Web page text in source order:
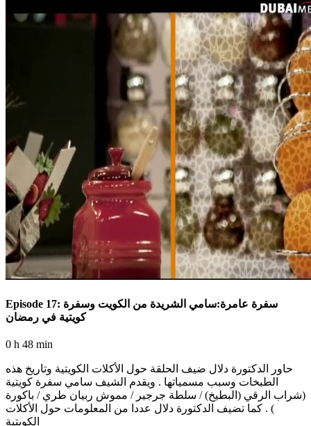
Episode 17: سفرة عامرة:سامي الشريدة من الكويت وسفرة
كويتية في رمضان
0 h 48 min
حاور الدكتورة دلال ضيف الحلقة حول الأكلات الكويتية وتاريخ هذه
الطبخات وسبب مسمياتها . ويقدم الشيف سامي سفرة كويتية
(شراب الرقي (البطيخ) / سلطة جرجير / مموش ربيان طري / باكورة
) . كما تضيف الدكتورة دلال عددا من المعلومات حول الأكلات
الكويتية